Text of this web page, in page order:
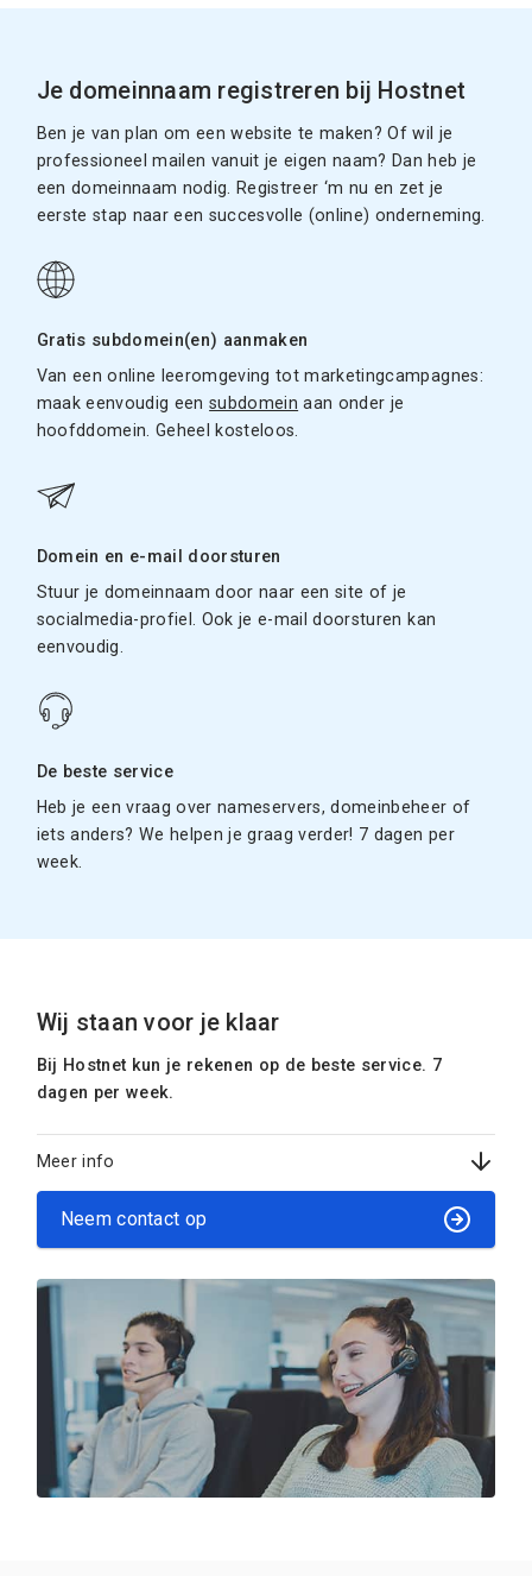
Je domeinnaam registreren bij Hostnet
Ben je van plan om een website te maken? Of wil je
professioneel mailen vanuit je eigen naam? Dan heb je
een domeinnaam nodig. Registreer ‘m nu en zet je
eerste stap naar een succesvolle (online) onderneming.
Gratis subdomein(en) aanmaken
Van een online leeromgeving tot marketingcampagnes:
maak eenvoudig eensubdomein aan onder je
hoofddomein. Geheel kosteloos.
Domein en e-mail doorsturen
Stuur je domeinnaam door naar een site of je
socialmedia-profiel. Ook je e-mail doorsturen kan
eenvoudig.
De beste service
Heb je een vraag over nameservers, domeinbeheer of
iets anders? We helpen je graag verder! 7 dagen per
week.
Wij staan voor je klaar
Bij Hostnet kun je rekenen op de beste service. 7
dagen per week.
Meer info
Neem contact op